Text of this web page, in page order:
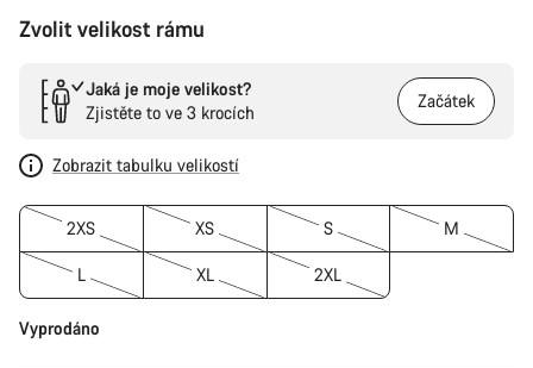
Zvolit velikost rámu
Jaká je moje velikost?
Zjistěte to ve 3 krocích
Začátek
Zobrazit tabulku velikostí
2XS XS S M
L XL 2XL
Vyprodáno